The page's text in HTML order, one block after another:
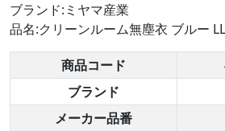
ブランド:ミヤマ産業
品名:クリーンルーム無塵衣 ブルー
商品コード
ブランド
メーカー品番